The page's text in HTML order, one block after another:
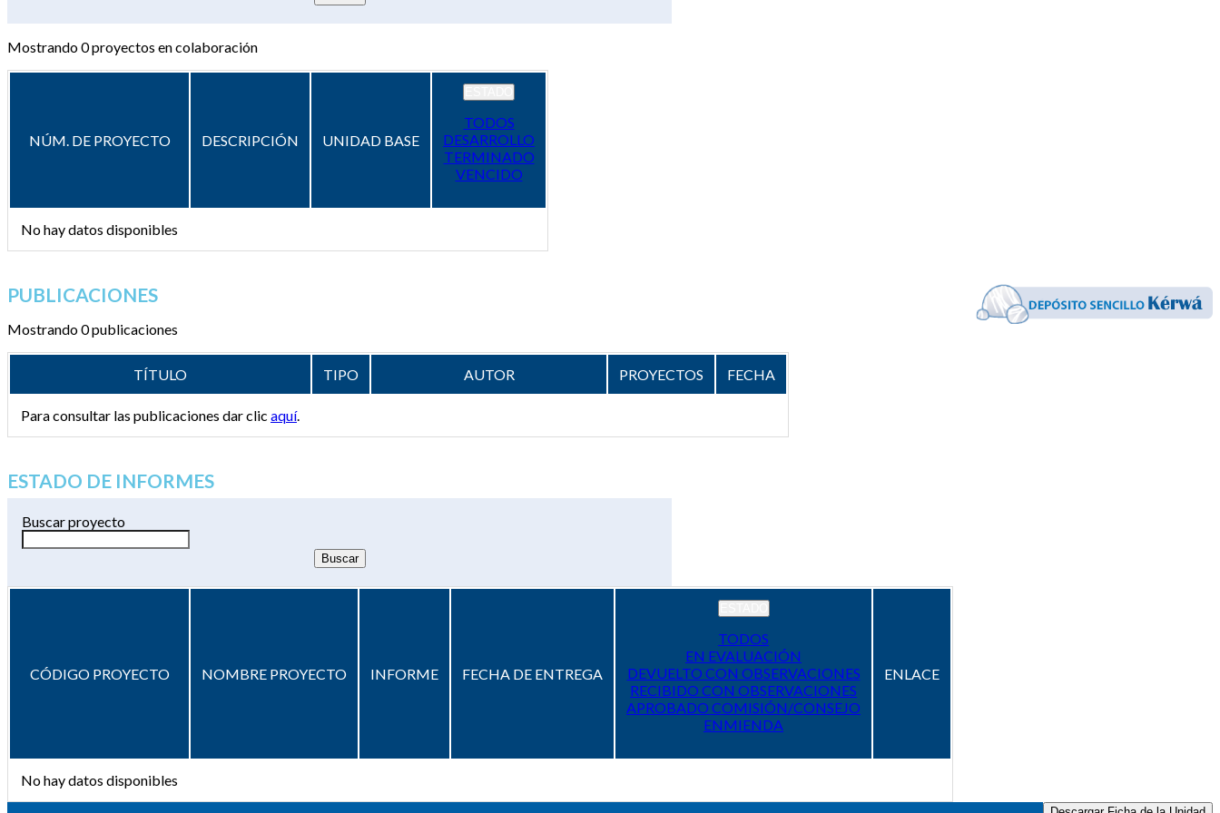
Mostrando0proyectos en colaboración
NÚM. DE PROYECTO DESCRIPCIÓN UNIDAD BASE
TODOS
DESARROLLO
TERMINADO
VENCIDO
No hay datos disponibles
PUBLICACIONES
Mostrando 0 publicaciones
TÍTULO TIPO AUTOR PROYECTOS FECHA
Para consultar las publicaciones dar clic aquí.
ESTADO DE INFORMES
Buscar proyecto
CÓDIGO PROYECTO NOMBRE PROYECTO INFORME FECHA DE ENTREGA
TODOS
EN EVALUACIÓN
DEVUELTO CON OBSERVACIONES
RECIBIDO CON OBSERVACIONES
APROBADO COMISIÓN/CONSEJO
ENMIENDA
ENLACE
No hay datos disponibles